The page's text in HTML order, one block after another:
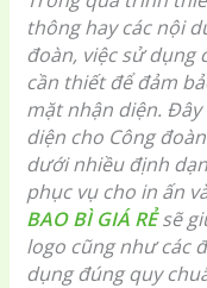
thông hay các nội
đoàn, việc sử dụng
cần thiết để đảm
mặt nhận diện.
diện cho Công
dưới nhiều định
phục vụ cho in ấn
BAO BÌ GIÁ RẺsẽ
logo cũng như các
dụng đúng quy